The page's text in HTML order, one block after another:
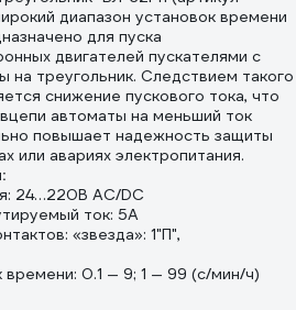
диапазон установок времени
для пуска
двигателей пускателями с
на треугольник. Следствием такого
снижение пускового тока, что
автоматы на меньший ток
повышает надежность защиты
или авариях электропитания.
24…220В AC/DC
ток: 5А
«звезда»: 1"П",
0.1 — 9; 1 — 99 (с/мин/ч)